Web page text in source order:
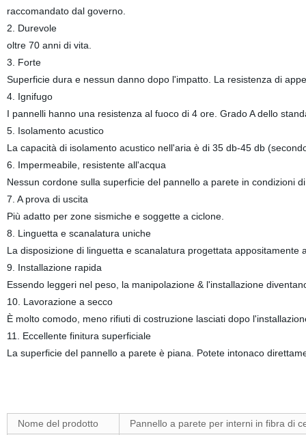
raccomandato dal governo.
2. Durevole
oltre 70 anni di vita.
3. Forte
Superficie dura e nessun danno dopo l'impatto. La resistenza di
4. Ignifugo
I pannelli hanno una resistenza al fuoco di 4 ore. Grado A dello
5. Isolamento acustico
La capacità di isolamento acustico nell'aria è di 35 db-45 db
6. Impermeabile, resistente all'acqua
Nessun cordone sulla superficie del pannello a parete in condizioni
7. A prova di uscita
Più adatto per zone sismiche e soggette a ciclone.
8. Linguetta e scanalatura uniche
La disposizione di linguetta e scanalatura progettata
9. Installazione rapida
Essendo leggeri nel peso, la manipolazione & l'installazione
10. Lavorazione a secco
È molto comodo, meno rifiuti di costruzione lasciati dopo
11. Eccellente finitura superficiale
La superficie del pannello a parete è piana. Potete intonaco
Nome del prodotto
Pannello a parete per interni in fibra di